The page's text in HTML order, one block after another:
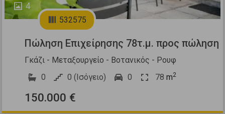
4
532575
Πώληση Επιχείρησης 78τ.μ. προς πώληση
Γκάζι - Μεταξουργείο - Βοτανικός - Ρουφ
0
0 (Ισόγειο) 0 78 m2
150.000 €